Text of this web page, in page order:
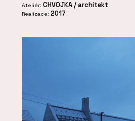
Ateliér: CHVOJKA / architekt
Realizace: 2017